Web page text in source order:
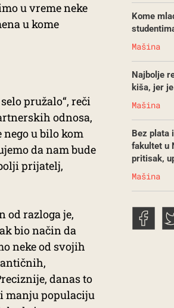
u vreme neke
u kome
pružalo“, reči
odnosa,
u bilo kom
da nam bude
prijatelj,
od razloga je,
bio način da
neke od svojih
danas to
manju populaciju
Kome
Mašina
Najbolje
kiša, jer
Mašina
Bez plata
fakultet u
pritisak,
Mašina